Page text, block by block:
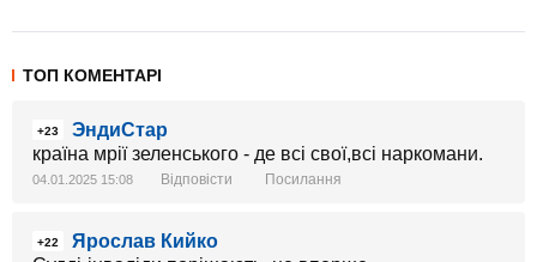
ТОП КОМЕНТАРІ
+23
ЭндиСтар
країна мрії зеленського - де всі свої,всі наркомани.
04.01.2025 15:08 Відповісти Посилання
+22
Ярослав Кийко